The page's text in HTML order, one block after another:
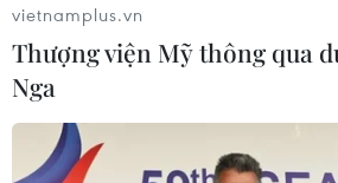
vietnamplus.vn
Thượng viện Mỹ thông qua
Nga